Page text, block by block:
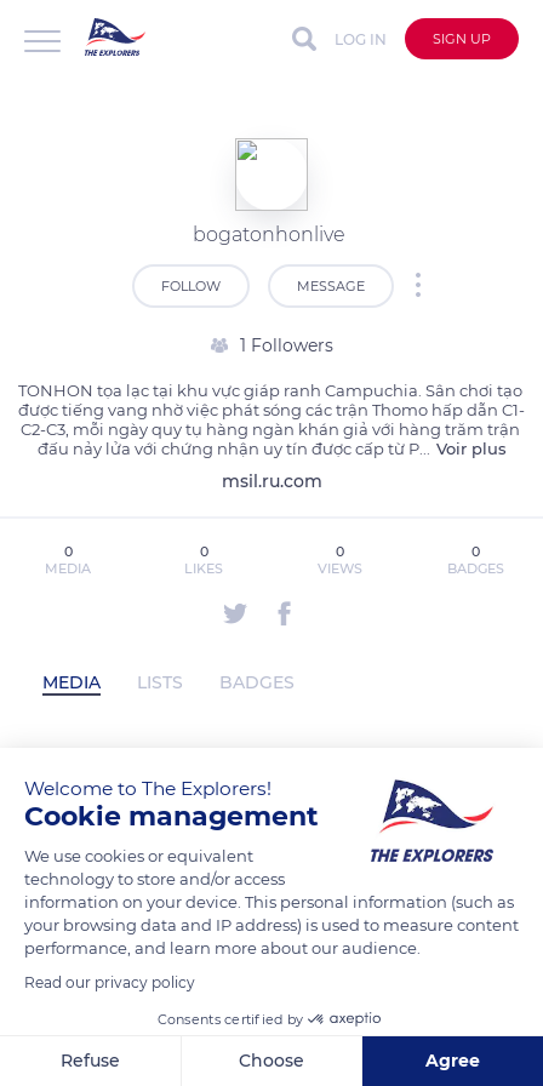
LOG IN SIGN UP
bogatonhonlive
FOLLOW MESSAGE
1 Followers
TONHON tọa lạc tại khu vực giáp ranh Campuchia. Sân chơi tạo
được tiếng vang nhờ việc phát sóng các trận Thomo hấp dẫn C1-
C2-C3, mỗi ngày quy tụ hàng ngàn khán giả với hàng trăm trận
đấu nảy lửa với chứng nhận uy tín được cấp từ P... Voir plus
msil.ru.com
0
MEDIA
0
LIKES
0
VIEWS
0
BADGES
MEDIA LISTS BADGES
bogatonhonlive has not posted any
content yet
Welcome to The Explorers!
Cookie management
We use cookies or equivalent
technology to store and/or access
information on your device. This personal information (such as
your browsing data and IP address) is used to measure content
performance, and learn more about our audience.
Read our privacy policy
Consents certified by
Refuse Choose Agree